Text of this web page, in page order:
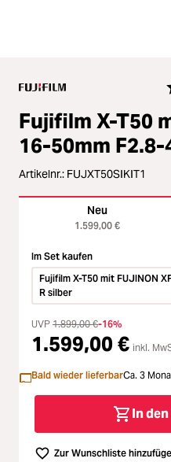
Loading...Zubehör
Loading...Licht &
Loading...
Ferngläser
Loading...Second Hand
Loading...SALE
Loading...
Fujifilm X-T50
16-50mm
Artikelnr.: FUJXT50SIKIT1
Neu
1.599,00 €
Im Set kaufen
Fujifilm X-T50 mit FUJINON
R silber
UVP 1.899,00 €-16%
1.599,00 € inkl.
Bald wieder lieferbarCa. 3
In
Zur Wunschliste